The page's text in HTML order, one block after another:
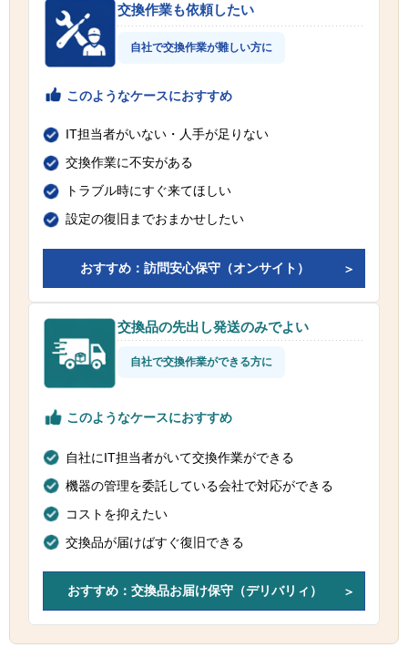
交換作業も依頼したい
自社で交換作業が難しい方に
このようなケースにおすすめ
IT担当者がいない・人手が足りない
交換作業に不安がある
トラブル時にすぐ来てほしい
設定の復旧までおまかせしたい
おすすめ：訪問安心保守（オンサイト）
交換品の先出し発送のみでよい
自社で交換作業ができる方に
このようなケースにおすすめ
自社にIT担当者がいて交換作業ができる
機器の管理を委託している会社で対応ができる
コストを抑えたい
交換品が届けばすぐ復旧できる
おすすめ：交換品お届け保守（デリバリィ）